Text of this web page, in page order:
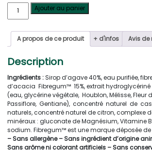
quantité
nervosité
Ajouter au panier
A propos de ce produit + d'infos Avis de
Description
Ingrédients :Sirop d’agave 40%, eau purifiée,
d’acacia Fibregum™ 15%, extrait hydroglycériné
(eau, glycérine végétale, Houblon, Mélisse, Fleur
Passiflore, Gentiane), concentré naturel de
naturels, concentré naturel de citron, complexe
minéraux : gluconate de Magnésium, Vitamine
sodium. Fibregum™ est une marque déposée de
– Sans allergène – Sans ingrédient d’origine
Sans arôme ni colorant artificiels – Sans